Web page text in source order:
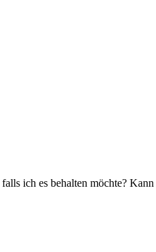
falls ich es behalten möchte?